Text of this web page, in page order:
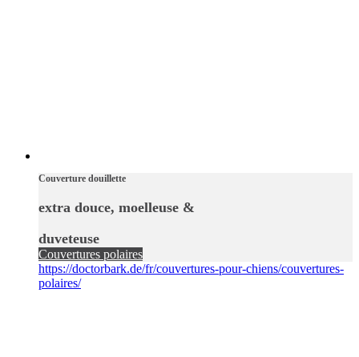
Couverture douillette
extra douce, moelleuse &
duveteuse
Couvertures polaires
https://doctorbark.de/fr/couvertures-pour-chiens/couvertures-
polaires/